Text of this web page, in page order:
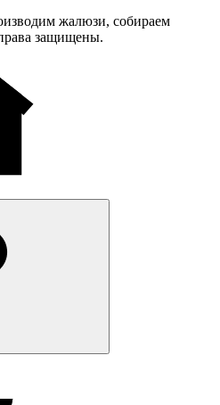
жалюзи, собираем
защищены.